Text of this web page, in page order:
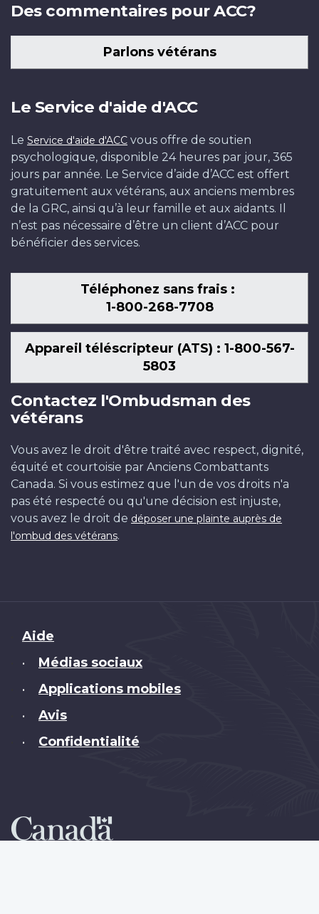
Des commentaires pour ACC?
Parlons vétérans
Le Service d'aide d'ACC
Le Service d'aide d'ACC vous offre de soutien
psychologique, disponible 24 heures par jour, 365
jours par année. Le Service d’aide d’ACC est offert
gratuitement aux vétérans, aux anciens membres
de la GRC, ainsi qu’à leur famille et aux aidants. Il
n’est pas nécessaire d’être un client d’ACC pour
bénéficier des services.
Téléphonez sans frais :
1-800-268-7708
Appareil téléscripteur (ATS) : 1-800-567-
5803
Contactez l'Ombudsman des
vétérans
Vous avez le droit d'être traité avec respect, dignité,
équité et courtoisie par Anciens Combattants
Canada. Si vous estimez que l'un de vos droits n'a
pas été respecté ou qu'une décision est injuste,
vous avez le droit de déposer une plainte auprès de
l'ombud des vétérans.
Brand
Aide
• Médias sociaux
• Applications mobiles
• Avis
• Confidentialité